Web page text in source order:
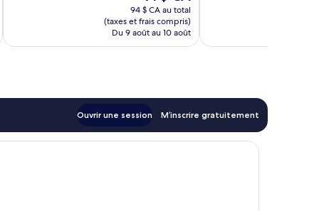
prix
est
de
91 $ CA
94 $ CA au total
(taxes et frais compris)
Du 9 août au 10 août
Ouvrir une session M’inscrire gratuitement